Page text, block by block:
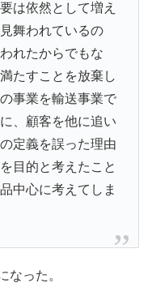
は依然として増え
舞われているの
れたからでもな
たすことを放棄し
事業を輸送事業で
、顧客を他に追い
定義を誤った理由
目的と考えたこと
中心に考えてしま
なった。